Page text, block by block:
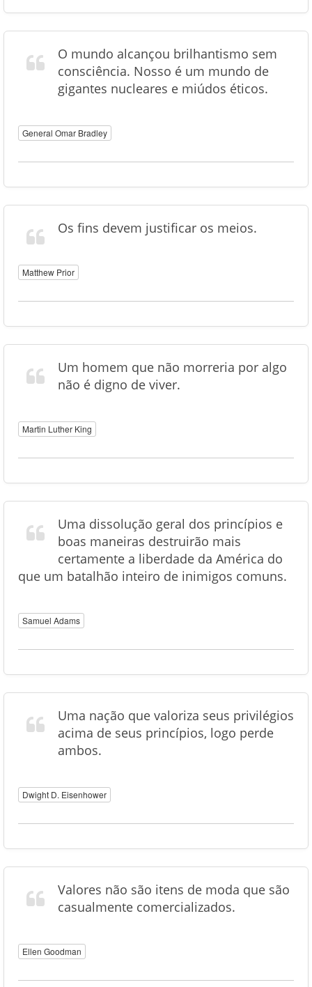
O mundo alcançou brilhantismo sem
consciência. Nosso é um mundo de
gigantes nucleares e miúdos éticos.
General Omar Bradley
Os fins devem justificar os meios.
Matthew Prior
Um homem que não morreria por algo
não é digno de viver.
Martin Luther King
Uma dissolução geral dos princípios e
boas maneiras destruirão mais
certamente a liberdade da América do
que um batalhão inteiro de inimigos comuns.
Samuel Adams
Uma nação que valoriza seus privilégios
acima de seus princípios, logo perde
ambos.
Dwight D. Eisenhower
Valores não são itens de moda que são
casualmente comercializados.
Ellen Goodman